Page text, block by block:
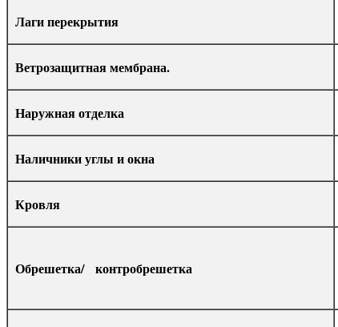
Лаги перекрытия
Ветрозащитная мембрана.
Наружная отделка
Наличники углы и окна
Кровля
Обрешетка/ контробрешетка